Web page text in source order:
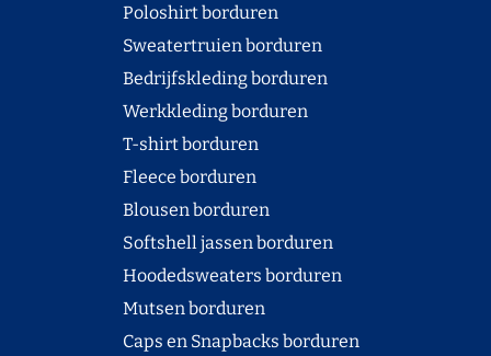
Poloshirt borduren
Sweatertruien borduren
Bedrijfskleding borduren
Werkkleding borduren
T-shirt borduren
Fleece borduren
Blousen borduren
Softshell jassen borduren
Hoodedsweaters borduren
Mutsen borduren
Caps en Snapbacks borduren